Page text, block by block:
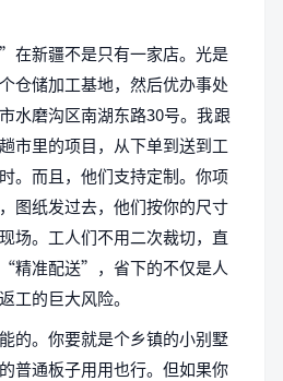
新疆不是只有一家店。光是
仓储加工基地，然后优办事处
水磨沟区南湖东路30号。我跟
市里的项目，从下单到送到工
。而且，他们支持定制。你项
图纸发过去，他们按你的尺寸
场。工人们不用二次裁切，直
精准配送”，省下的不仅是人
工的巨大风险。
的。你要就是个乡镇的小别墅
普通板子用用也行。但如果你